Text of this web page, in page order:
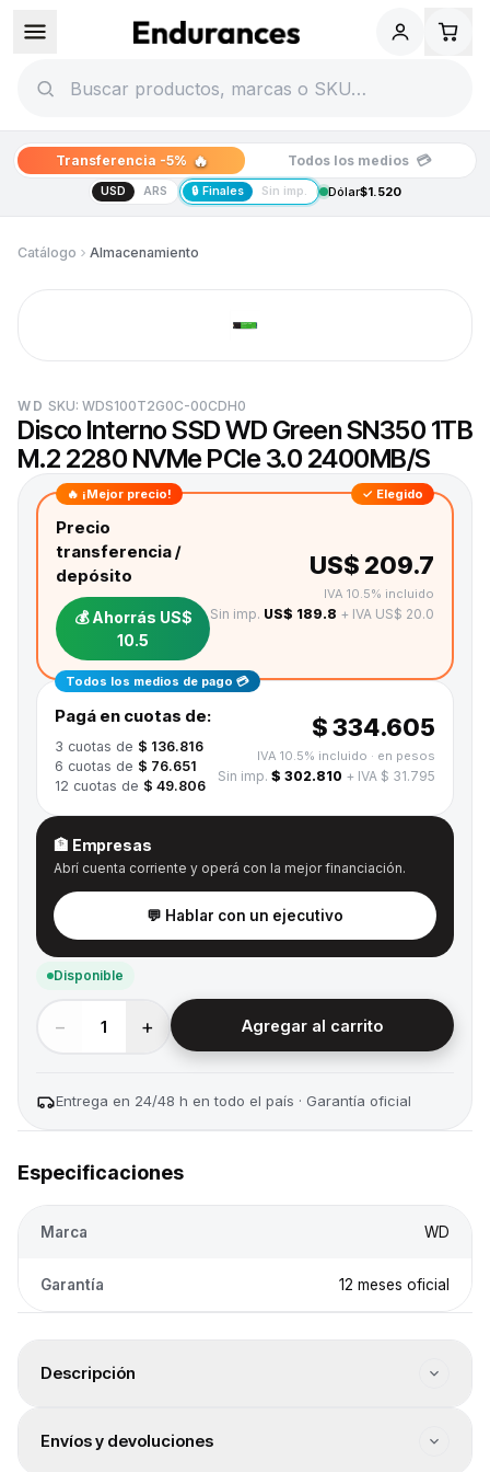
Transferencia -5% 🔥 Todos los medios 💳
USD ARS 🔒 Finales Sin imp. Dólar$1.520
Catálogo Almacenamiento
WD SKU: WDS100T2G0C-00CDH0
Disco Interno SSD WD Green SN350 1TB
M.2 2280 NVMe PCIe 3.0 2400MB/S
🔥 ¡Mejor precio! ✓ Elegido
Precio
transferencia /
depósito
💰 Ahorrás US$
10.5
US$ 209.7
IVA 10.5% incluido
Sin imp. US$ 189.8 + IVA US$ 20.0
Todos los medios de pago 💳
Pagá en cuotas de:
3 cuotas de $ 136.816
6 cuotas de $ 76.651
12 cuotas de $ 49.806
$ 334.605
IVA 10.5% incluido · en pesos
Sin imp. $ 302.810 + IVA $ 31.795
🏦 Empresas
Abrí cuenta corriente y operá con la mejor financiación.
💬 Hablar con un ejecutivo
Disponible
− 1 + Agregar al carrito
Entrega en 24/48 h en todo el país · Garantía oficial
Especificaciones
Marca WD
Garantía 12 meses oficial
Descripción
conexión: PCIe 3.0 NVMe. Velocidad de lectura máxima:
Envíos y devoluciones